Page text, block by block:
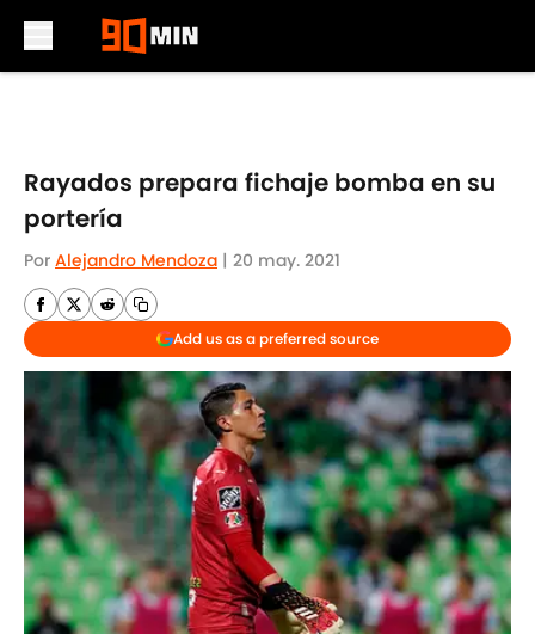
Rayados prepara fichaje bomba en su
portería
Por Alejandro Mendoza | 20 may. 2021
Add us as a preferred source